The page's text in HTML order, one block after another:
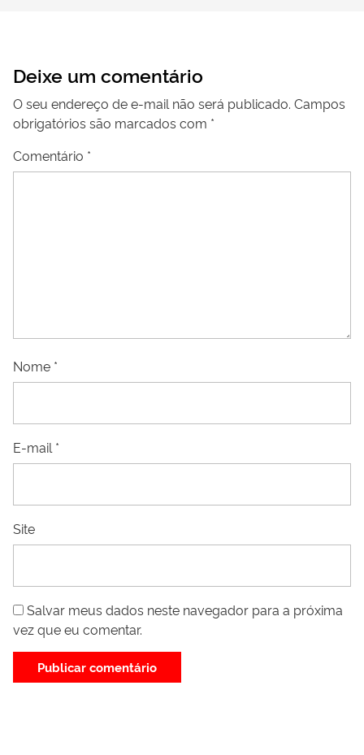
Deixe um comentário
O seu endereço de e-mail não será publicado. Campos
obrigatórios são marcados com *
Comentário *
Nome *
E-mail *
Site
Salvar meus dados neste navegador para a próxima
vez que eu comentar.